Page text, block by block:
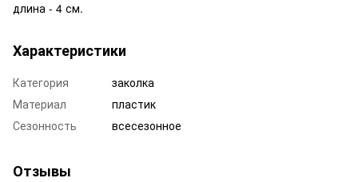
длина - 4 см.
Характеристики
Категория
заколка
Материал
пластик
Сезонность
всесезонное
Отзывы